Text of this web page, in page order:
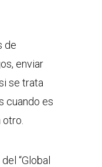
de
enviar
se trata
cuando es
“Global